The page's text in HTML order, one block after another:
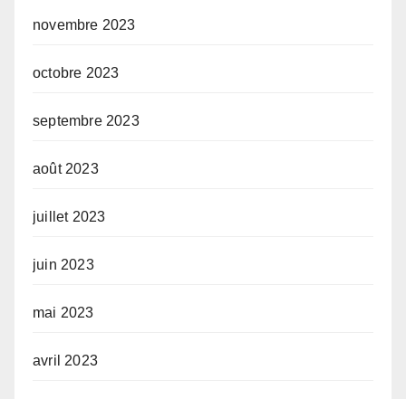
novembre 2023
octobre 2023
septembre 2023
août 2023
juillet 2023
juin 2023
mai 2023
avril 2023